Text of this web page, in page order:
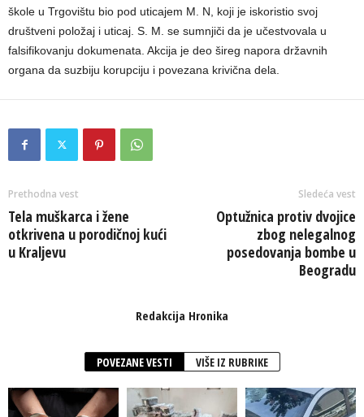
škole u Trgovištu bio pod uticajem M. N, koji je iskoristio svoj
društveni položaj i uticaj. S. M. se sumnjiči da je učestvovala u
falsifikovanju dokumenata. Akcija je deo šireg napora državnih
organa da suzbiju korupciju i povezana krivična dela.
Prethodna vest
Tela muškarca i žene
otkrivena u porodičnoj kući
u Kraljevu
Sledeća vest
Optužnica protiv dvojice
zbog nelegalnog
posedovanja bombe u
Beogradu
Redakcija Hronika
POVEZANE VESTI VIŠE IZ RUBRIKE